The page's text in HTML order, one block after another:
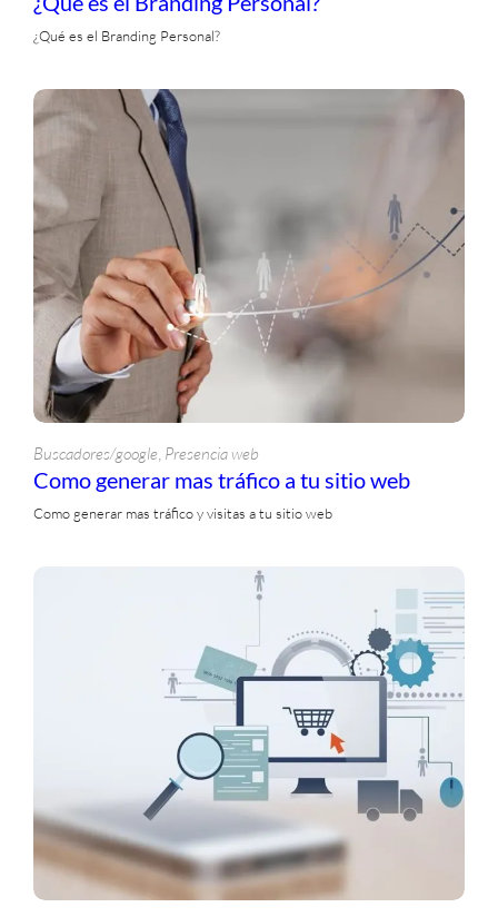
¿Qué es el Branding Personal?
Buscadores/google Presencia web
Como generar mas tráfico a tu sitio web
Como generar mas tráfico y visitas a tu sitio web